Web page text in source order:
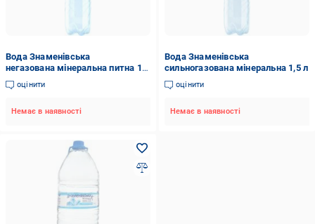
Вода Знаменівська
негазована мінеральна питна 1,5
л
оцінити
Немає в наявності
Вода Знаменівська
сильногазована мінеральна 1,5 л
оцінити
Немає в наявності